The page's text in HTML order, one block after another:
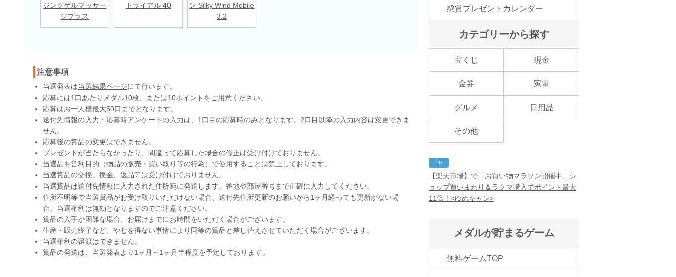
ジングゲルマッサー
ジプラス
トライアル 40
ン Silky Wind Mobile
3.2
注意事項
当選発表は当選結果ページにて行います。
応募には1口あたりメダル10枚、または10ポイントをご用意ください。
応募はお一人様最大50口までとなります。
送付先情報の入力・応募時アンケートの入力は、1口目の応募時のみとなります。2口目以降の入力内容は変更できま
せん。
応募後の賞品の変更はできません。
プレゼントが当たらなかったり、間違って応募した場合の修正は受け付けておりません。
当選品を営利目的（物品の販売・買い取り等の行為）で使用することは禁止しております。
当選賞品の交換、換金、返品等は受け付けておりません。
当選賞品は送付先情報に入力された住所宛に発送します。番地や部屋番号まで正確に入力してください。
住所不明等で当選賞品がお受け取りいただけない場合、送付先住所更新のお願いから1ヶ月経っても更新がない場
合、当選権利は無効となりますのでご注意ください。
賞品の入手が困難な場合、お届けまでにお時間をいただく場合がございます。
生産・販売終了など、やむを得ない事情により同等の賞品と差し替えさせていただく場合がございます。
当選権利の譲渡はできません。
賞品の発送は、当選発表より1ヶ月～1ヶ月半程度を予定しております。
懸賞プレゼントカレンダー
カテゴリーから探す
宝くじ 現金
金券 家電
グルメ 日用品
その他
PR
【楽天市場】で「お買い物マラソン開催中」シ
ョップ買いまわり＆ラクマ購入でポイント最大
11倍！<ゆめキャン>
メダルが貯まるゲーム
無料ゲームTOP